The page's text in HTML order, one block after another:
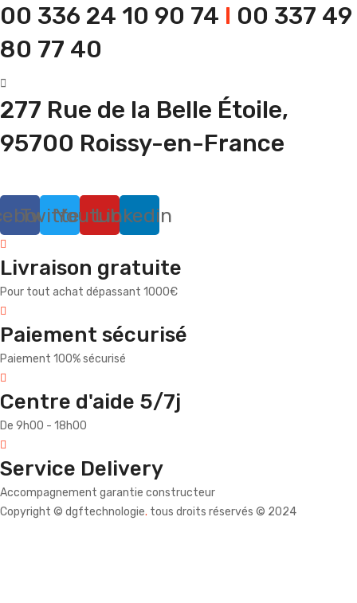
00 336 24 10 90 74 I 00 337 49
80 77 40
277 Rue de la Belle Étoile,
95700 Roissy-en-France
TwitterYoutubeLinkedin
Livraison gratuite
Pour tout achat dépassant 1000€
Paiement sécurisé
Paiement 100% sécurisé
Centre d'aide 5/7j
De 9h00 - 18h00
Service Delivery
Accompagnement garantie constructeur
Copyright © dgftechnologie. tous droits réservés © 2024